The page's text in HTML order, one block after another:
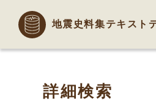
地震史料集テキスト
詳細検索